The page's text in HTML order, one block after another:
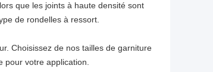
que les joints à haute densité sont
de rondelles à ressort.
Choisissez de nos tailles de garniture
pour votre application.